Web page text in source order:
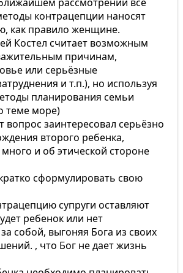
контрацепции наносят
как правило женщине.
Костел считает возможным
причинам,
или серьёзные
и т.п.), но используя
планирования семьи
теме море)
вопрос заинтересовал серьёзно
второго ребенка,
и об этической стороне
сформулировать свою
супруги оставляют
ребенок или нет
собой, выгоняя Бога из своих
, что Бог не дает жизнь